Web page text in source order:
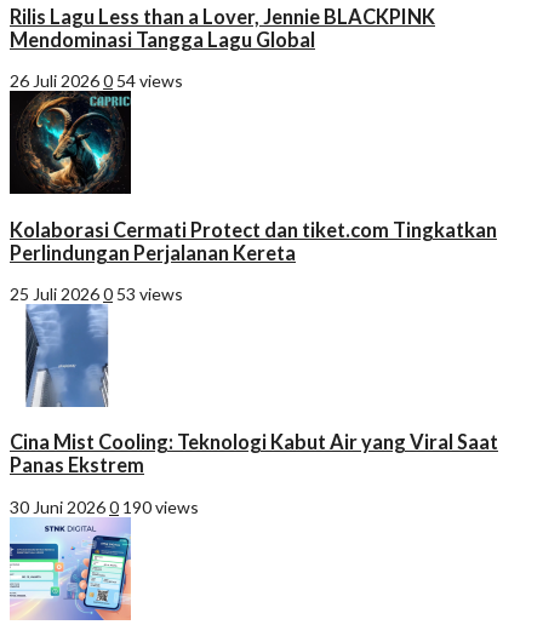
Rilis Lagu Less than a Lover, Jennie BLACKPINK
Mendominasi Tangga Lagu Global
26 Juli 20260 54 views
Kolaborasi Cermati Protect dan tiket.com Tingkatkan
Perlindungan Perjalanan Kereta
25 Juli 20260 53 views
Cina Mist Cooling: Teknologi Kabut Air yang Viral Saat
Panas Ekstrem
30 Juni 20260 190 views